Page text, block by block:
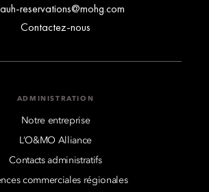
reservations@mohg.com
Contactez-nous
ADMINISTRATION
Notre entreprise
L’O&MO Alliance
Contacts administratifs
commerciales régionales